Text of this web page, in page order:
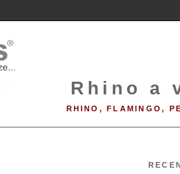
Rhino a
RHINO, FLAMINGO,